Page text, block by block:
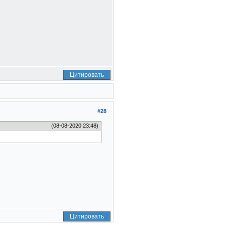
Цитировать
#28
(08-08-2020 23:48)
Цитировать